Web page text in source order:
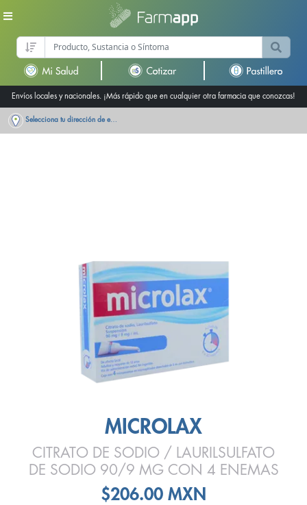
Envíos locales y nacionales. ¡Más rápido que en cualquier otra farmacia que conozcas!
Selecciona tu dirección de entrega
MICROLAX
CITRATO DE SODIO / LAURILSULFATO
DE SODIO 90/9 MG CON 4 ENEMAS
$206.00 MXN